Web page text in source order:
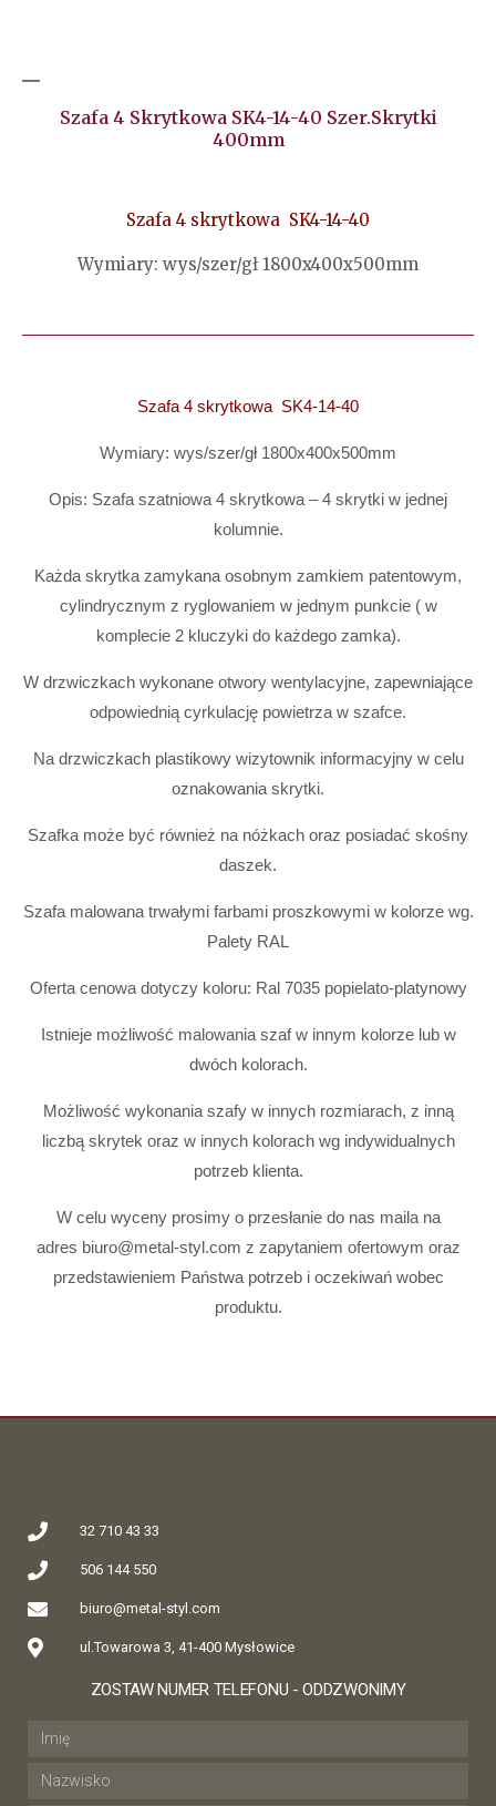
Szafa 4 Skrytkowa SK4-14-40 Szer.skrytki
400mm
Szafa 4 skrytkowa SK4-14-40
Wymiary: wys/szer/gł 1800x400x500mm
Szafa 4 skrytkowa SK4-14-40
Wymiary: wys/szer/gł 1800x400x500mm
Opis: Szafa szatniowa 4 skrytkowa – 4 skrytki w jednej
kolumnie.
Każda skrytka zamykana osobnym zamkiem patentowym,
cylindrycznym z ryglowaniem w jednym punkcie ( w
komplecie 2 kluczyki do każdego zamka).
W drzwiczkach wykonane otwory wentylacyjne, zapewniające
odpowiednią cyrkulację powietrza w szafce.
Na drzwiczkach plastikowy wizytownik informacyjny w celu
oznakowania skrytki.
Szafka może być również na nóżkach oraz posiadać skośny
daszek.
Szafa malowana trwałymi farbami proszkowymi w kolorze wg.
Palety RAL
Oferta cenowa dotyczy koloru: Ral 7035 popielato-platynowy
Istnieje możliwość malowania szaf w innym kolorze lub w
dwóch kolorach.
Możliwość wykonania szafy w innych rozmiarach, z inną
liczbą skrytek oraz w innych kolorach wg indywidualnych
potrzeb klienta.
W celu wyceny prosimy o przesłanie do nas maila na
adres biuro@metal-styl.com z zapytaniem ofertowym oraz
przedstawieniem Państwa potrzeb i oczekiwań wobec
produktu.
32 710 43 33
506 144 550
biuro@metal-styl.com
ul.Towarowa 3, 41-400 Mysłowice
ZOSTAW NUMER TELEFONU - ODDZWONIMY